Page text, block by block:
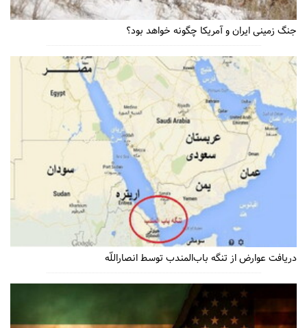
جنگ زمینی ایران و آمریکا چگونه خواهد بود؟
دریافت عوارض از تنگه باب‌المندب توسط انصاراللّه